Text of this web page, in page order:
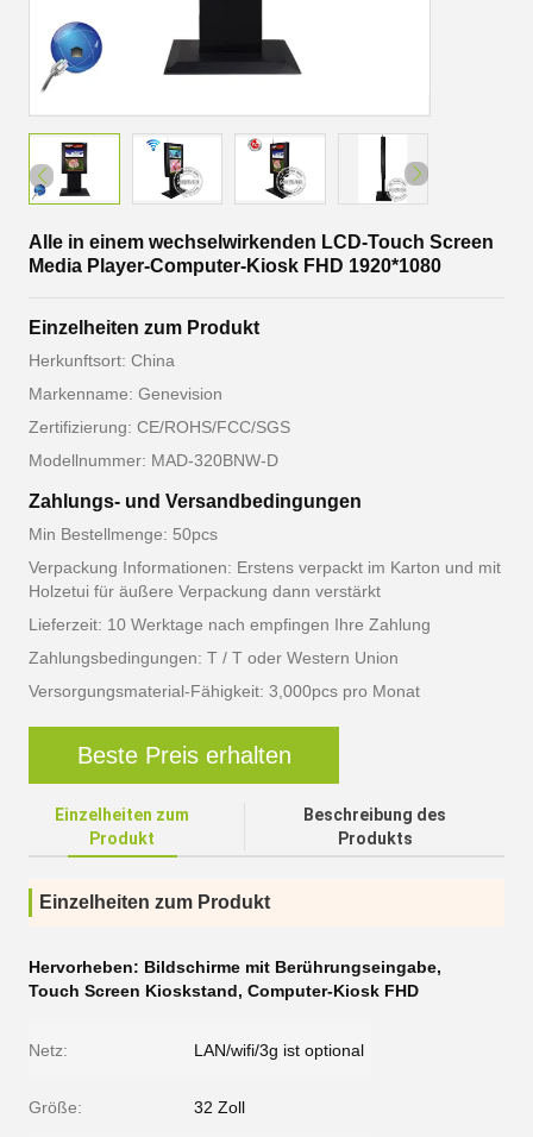
Alle in einem wechselwirkenden LCD-Touch Screen
Media Player-Computer-Kiosk FHD 1920*1080
Einzelheiten zum Produkt
Herkunftsort: China
Markenname: Genevision
Zertifizierung: CE/ROHS/FCC/SGS
Modellnummer: MAD-320BNW-D
Zahlungs- und Versandbedingungen
Min Bestellmenge: 50pcs
Verpackung Informationen: Erstens verpackt im Karton und mit
Holzetui für äußere Verpackung dann verstärkt
Lieferzeit: 10 Werktage nach empfingen Ihre Zahlung
Zahlungsbedingungen: T / T oder Western Union
Versorgungsmaterial-Fähigkeit: 3,000pcs pro Monat
Beste Preis erhalten
Einzelheiten zum
Produkt
Beschreibung des
Produkts
Einzelheiten zum Produkt
Hervorheben: Bildschirme mit Berührungseingabe,
Touch Screen Kioskstand, Computer-Kiosk FHD
Netz: LAN/wifi/3g ist optional
Größe: 32 Zoll